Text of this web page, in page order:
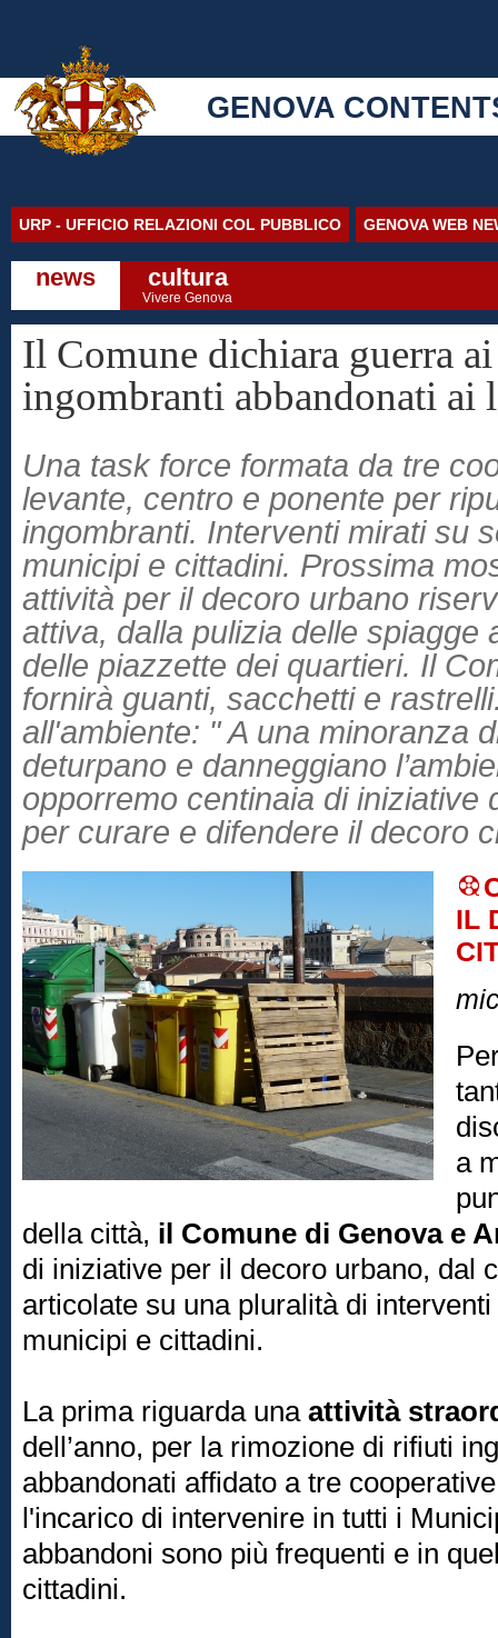
GENOVA
URP - UFFICIO RELAZIONI COL PUBBLICO GENOVA WEB
news cultura
Vivere Genova
Il Comune dichiara guerra
ingombranti abbandonati ai
Una task force formata da tre
levante, centro e ponente per
ingombranti. Interventi mirati su
municipi e cittadini. Prossima
attività per il decoro urbano
attiva, dalla pulizia delle spiagge
delle piazzette dei quartieri. Il
fornirà guanti, sacchetti e
all'ambiente: " A una minoranza
deturpano e danneggiano
opporremo centinaia di iniziative
per curare e difendere il decoro
IL
a
della città, il Comune di Genova e
di iniziative per il decoro urbano, dal
articolate su una pluralità di
municipi e cittadini.
La prima riguarda una attività
dell’anno, per la rimozione di rifiuti
abbandonati affidato a tre
l'incarico di intervenire in tutti i
abbandoni sono più frequenti e in
cittadini.